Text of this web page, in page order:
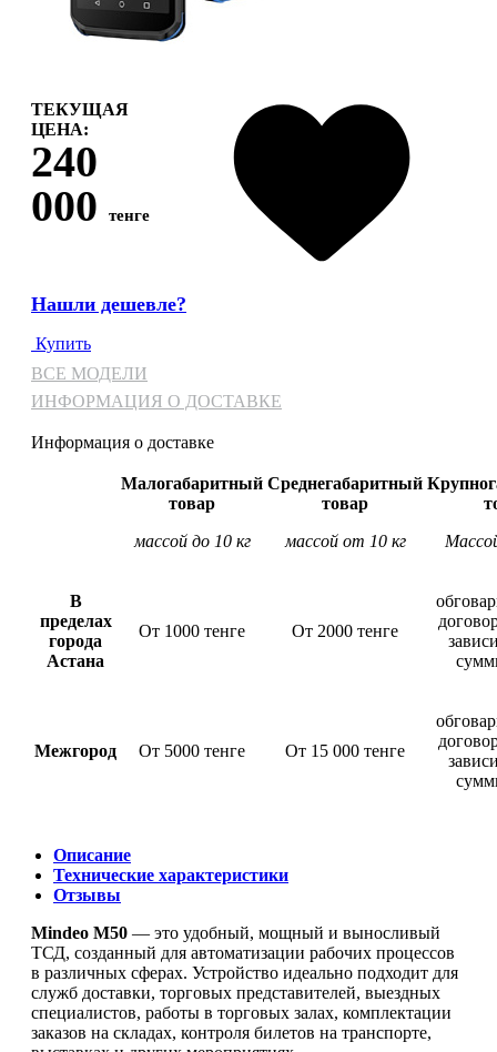
ТЕКУЩАЯ
ЦЕНА:
240
000
тенге
Нашли дешевле?
ВСЕ МОДЕЛИ
ИНФОРМАЦИЯ О ДОСТАВКЕ
Информация о доставке
Малогабаритный
товар
массой до 10 кг
Среднегабаритный
товар
массой от 10 кг
В
пределах
города
Астана
От 1000 тенге От 2000 тенге
Межгород От 5000 тенге От 15 000 тенге
Купить
Описание
Технические характеристики
Отзывы
Mindeo M50 — это удобный, мощный и выносливый
ТСД, созданный для автоматизации рабочих процессов
в различных сферах. Устройство идеально подходит для
служб доставки, торговых представителей, выездных
специалистов, работы в торговых залах, комплектации
заказов на складах, контроля билетов на транспорте,